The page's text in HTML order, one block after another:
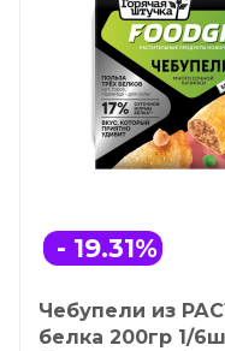
- 19.31%
Чебупели из
белка 200гр 1/